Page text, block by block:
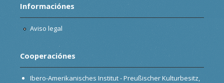
Informaciónes
Aviso legal
Cooperaciónes
Ibero-Amerikanisches Institut - Preußischer Kulturbesitz,